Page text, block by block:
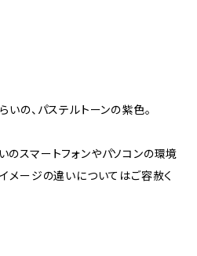
の、パステルトーンの紫色。
スマートフォンやパソコンの環境
メージの違いについてはご容赦く